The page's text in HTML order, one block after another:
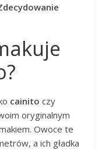
cainito czy
oryginalnym
Owoce te
a ich gładka